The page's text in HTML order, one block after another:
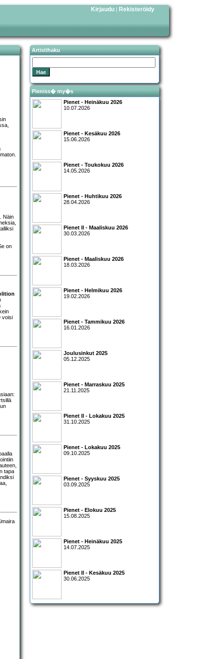
Kirjaudu | Rekisteröidy
Näin
on
voisi
tapa
Artistihaku
Pieniss� my�s
Pienet - Heinäkuu 2026
10.07.2026
Pienet - Kesäkuu 2026
15.06.2026
Pienet - Toukokuu 2026
14.05.2026
Pienet - Huhtikuu 2026
28.04.2026
Pienet II - Maaliskuu 2026
30.03.2026
Pienet - Maaliskuu 2026
18.03.2026
Pienet - Helmikuu 2026
19.02.2026
Pienet - Tammikuu 2026
16.01.2026
Joulusinkut 2025
05.12.2025
Pienet - Marraskuu 2025
21.11.2025
Pienet II - Lokakuu 2025
31.10.2025
Pienet - Lokakuu 2025
09.10.2025
Pienet - Syyskuu 2025
03.09.2025
Pienet - Elokuu 2025
15.08.2025
Pienet - Heinäkuu 2025
14.07.2025
Pienet II - Kesäkuu 2025
30.06.2025